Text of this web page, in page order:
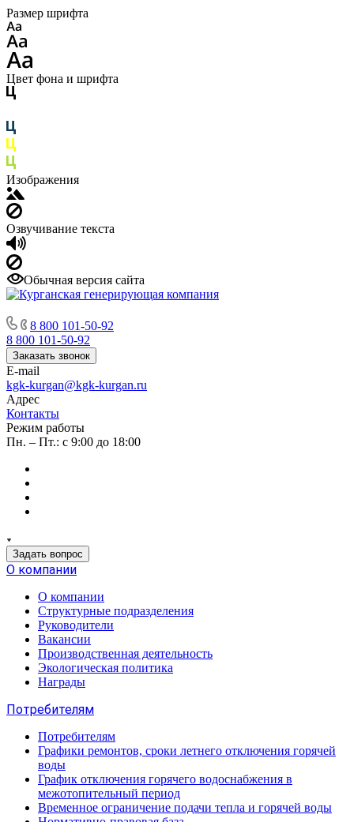
Размер шрифта
Цвет фона и шрифта
Изображения
Озвучивание текста
Обычная версия сайта
8 800 101-50-92
8 800 101-50-92
Заказать звонок
E-mail
kgk-kurgan@kgk-kurgan.ru
Адрес
Контакты
Режим работы
Пн. – Пт.: с 9:00 до 18:00
Задать вопрос
О компании
О компании
Структурные подразделения
Руководители
Вакансии
Производственная деятельность
Экологическая политика
Награды
Потребителям
Потребителям
Графики ремонтов, сроки летнего отключения горячей
воды
График отключения горячего водоснабжения в
межотопительный период
Временное ограничение подачи тепла и горячей воды